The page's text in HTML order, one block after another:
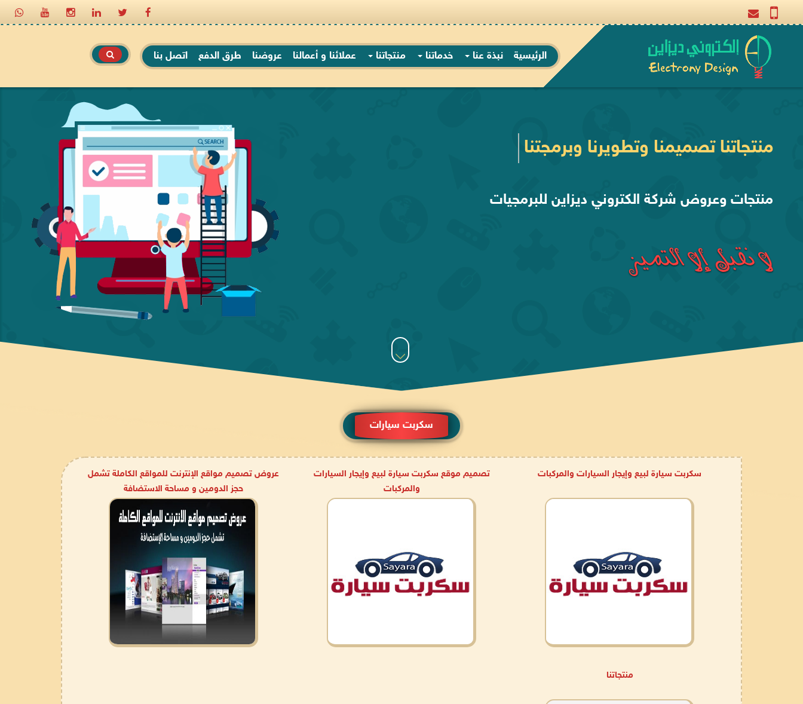
الرئيسية نبذة عنا خدماتنا منتجاتنا عملائنا و أعمالنا عروضنا طرق الدفع اتصل بنا
منتجاتنا تصميمنا وتطويرنا وبرمجتنا
منتجات وعروض شركة الكتروني ديزاين للبرمجيات
سكربت سيارات
سكربت سيارة لبيع وإيجار السيارات والمركبات
تصميم موقع سكربت سيارة لبيع وإيجار السيارات
والمركبات
عروض تصميم مواقع الإنترنت للمواقع الكاملة تشمل
حجز الدومين و مساحة الاستضافة
منتجاتنا